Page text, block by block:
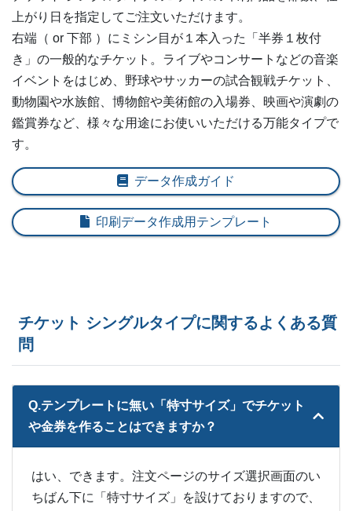
5,500部
6,000部 ¥ 16,203
6,500部 ¥ 16,874
7,000部 ¥ 17,941
19,921
8,500部 20,977
10,000部 ¥ 24,178
11,000部 ¥ 26,301
11,500部 27,368
12,500部 ¥
上がり日を指定してご注文いただけます。
右端（ or 下部 ）にミシン目が１本入った「半券１枚付
き」の一般的なチケット。ライブやコンサートなどの音楽
イベントをはじめ、野球やサッカーの試合観戦チケット、
動物園や水族館、博物館や美術館の入場券、映画や演劇の
鑑賞券など、様々な用途にお使いいただける万能タイプで
す。
データ作成ガイド
印刷データ作成用テンプレート
チケット シングルタイプに関するよくある質
問
Q.テンプレートに無い「特寸サイズ」でチケット
や金券を作ることはできますか？
はい、できます。注文ページのサイズ選択画面のい
ちばん下に「特寸サイズ」を設けておりますので、